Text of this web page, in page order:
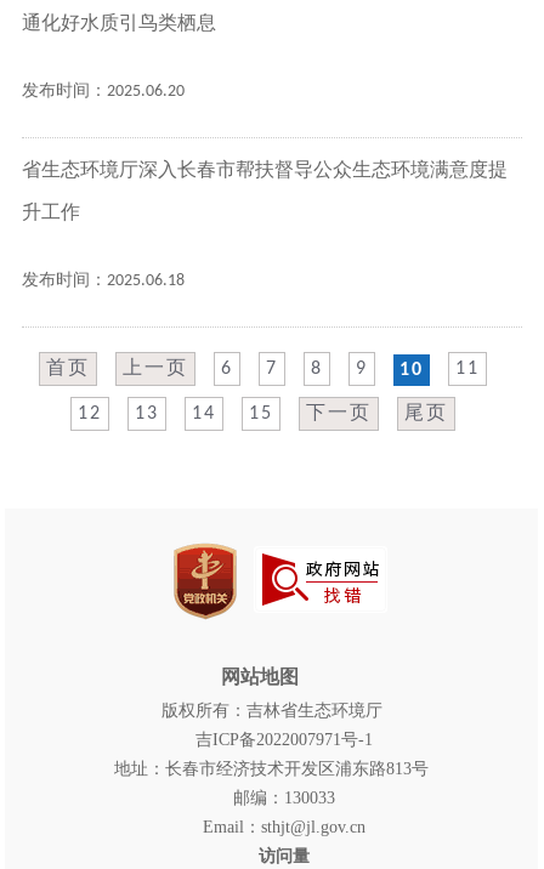
通化好水质引鸟类栖息
发布时间：2025.06.20
省生态环境厅深入长春市帮扶督导公众生态环境满意度提
升工作
发布时间：2025.06.18
首页 上一页 6 7 8 9 10 11
12 13 14 15 下一页 尾页